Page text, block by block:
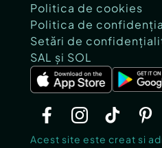
Politica de cookies
Politica de
Setări de
SAL și SOL
Acest site este creat si